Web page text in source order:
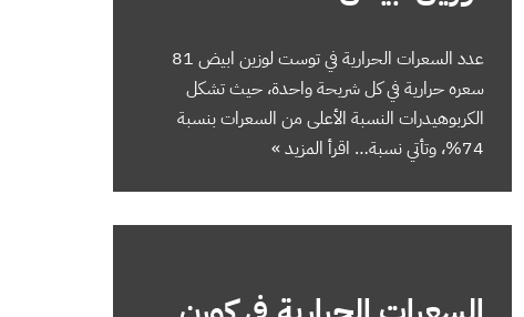
عدد السعرات الحرارية في توست لوزين ابيض 81
سعره حرارية في كل شريحة واحدة، حيث تشكل
الكربوهيدرات النسبة الأعلى من السعرات بنسبة
74%، وتأتي نسبة…
اقرأ المزيد »